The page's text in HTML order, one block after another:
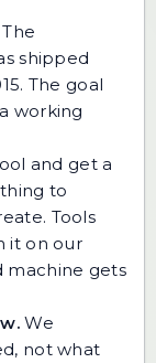
The
shipped
The goal
working
and get a
to
Tools
it on our
machine gets
We
not what